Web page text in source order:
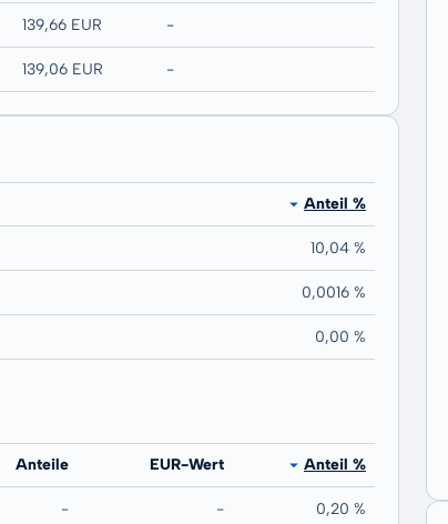
139,66 EUR -
139,06 EUR -
Anteil %
10,04 %
0,0016 %
0,00 %
Anteile EUR-Wert Anteil %
- - 0,20 %